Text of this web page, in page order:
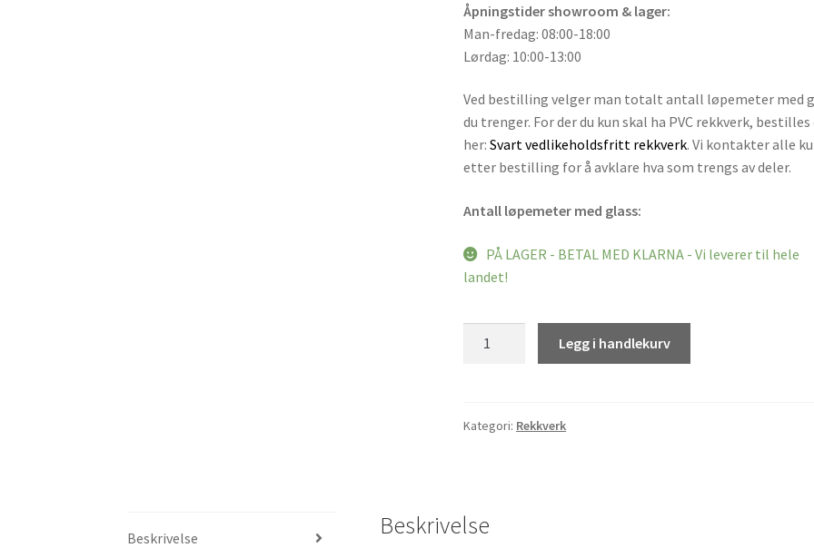
Åpningstider showroom & lager:
Man-fredag: 08:00-18:00
Lørdag: 10:00-13:00
Ved bestilling velger man totalt antall løpemeter med
du trenger. For der du kun skal ha PVC rekkverk, bestilles
her:Svart vedlikeholdsfritt rekkverk. Vi kontakter alle
etter bestilling for å avklare hva som trengs av deler.
Antall løpemeter med glass:
PÅ LAGER - BETAL MED KLARNA - Vi leverer til hele
landet!
Vedlikeholdsfritt
og
PVC
Legg i handlekurv
Kategori: Rekkverk
Beskrivelse Beskrivelse